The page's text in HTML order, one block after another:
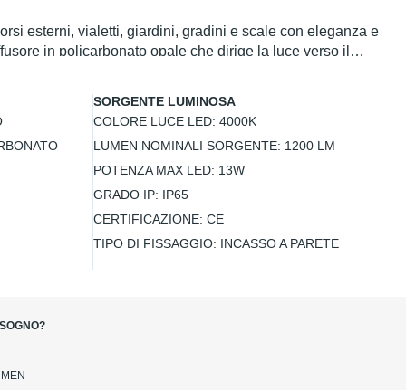
esterni, vialetti, giardini, gradini e scale con eleganza e
in policarbonato opale che dirige la luce verso il
agenti atmosferici, garantendo affidabilità e durata nel
un prodotto dall'ottimo rapporto qualità-prezzo.
SORGENTE LUMINOSA
COLORE LUCE LED: 4000K
LUMEN NOMINALI SORGENTE: 1200 LM
POTENZA MAX LED: 13W
GRADO IP: IP65
CERTIFICAZIONE: CE
TIPO DI FISSAGGIO: INCASSO A PARETE